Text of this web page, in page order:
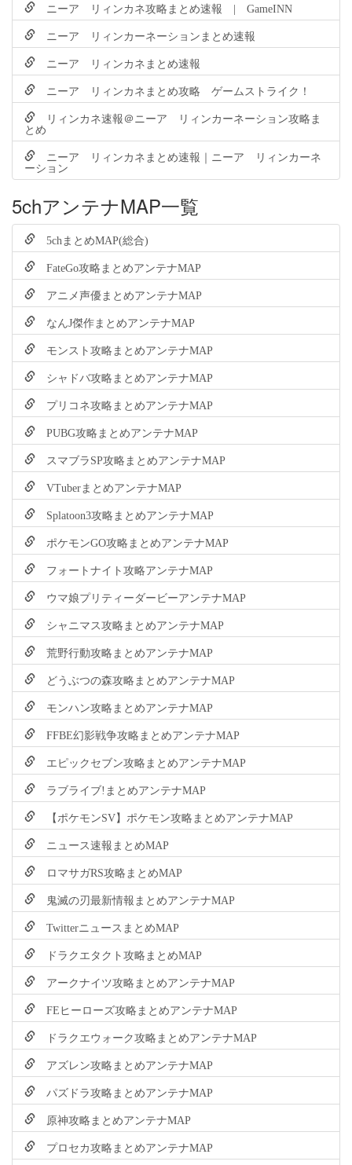
ニーア リィンカネ攻略まとめ速報 | GameINN
ニーア リィンカーネーションまとめ速報
ニーア リィンカネまとめ速報
ニーア リィンカネまとめ攻略 ゲームストライク！
リィンカネ速報＠ニーア リィンカーネーション攻略ま
とめ
ニーア リィンカネまとめ速報｜ニーア リィンカーネ
ーション
5chアンテナMAP一覧
5chまとめMAP(総合)
FateGo攻略まとめアンテナMAP
アニメ声優まとめアンテナMAP
なんJ傑作まとめアンテナMAP
モンスト攻略まとめアンテナMAP
シャドバ攻略まとめアンテナMAP
プリコネ攻略まとめアンテナMAP
PUBG攻略まとめアンテナMAP
スマブラSP攻略まとめアンテナMAP
VTuberまとめアンテナMAP
Splatoon3攻略まとめアンテナMAP
ポケモンGO攻略まとめアンテナMAP
フォートナイト攻略アンテナMAP
ウマ娘プリティーダービーアンテナMAP
シャニマス攻略まとめアンテナMAP
荒野行動攻略まとめアンテナMAP
どうぶつの森攻略まとめアンテナMAP
モンハン攻略まとめアンテナMAP
FFBE幻影戦争攻略まとめアンテナMAP
エピックセブン攻略まとめアンテナMAP
ラブライブ!まとめアンテナMAP
【ポケモンSV】ポケモン攻略まとめアンテナMAP
ニュース速報まとめMAP
ロマサガRS攻略まとめMAP
鬼滅の刃最新情報まとめアンテナMAP
TwitterニュースまとめMAP
ドラクエタクト攻略まとめMAP
アークナイツ攻略まとめアンテナMAP
FEヒーローズ攻略まとめアンテナMAP
ドラクエウォーク攻略まとめアンテナMAP
アズレン攻略まとめアンテナMAP
パズドラ攻略まとめアンテナMAP
原神攻略まとめアンテナMAP
プロセカ攻略まとめアンテナMAP